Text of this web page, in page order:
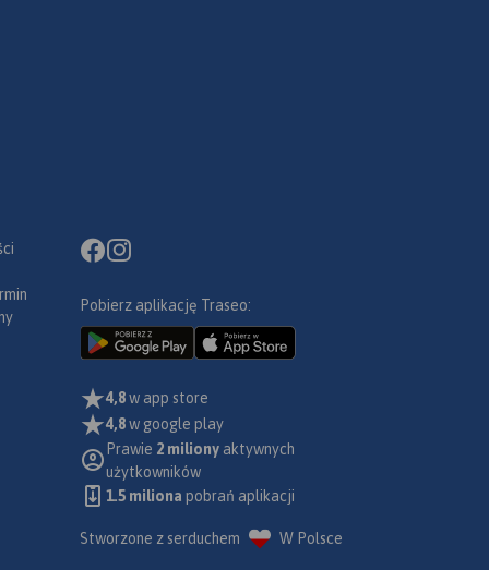
Pobierz aplikację Traseo:
4,8w app store
4,8w google play
Prawie 2 miliony aktywnych
użytkowników
1.5 miliona pobrań aplikacji
Stworzone z serduchem W Polsce